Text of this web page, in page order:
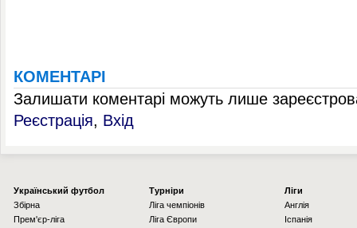
КОМЕНТАРІ
Залишати коментарі можуть лише
Реєстрація, Вхід
Українcький футбол
Збірна
Прем'єр-ліга
Турніри
Ліга чемпіонів
Ліга Європи
Ліги
Англія
Іспанія